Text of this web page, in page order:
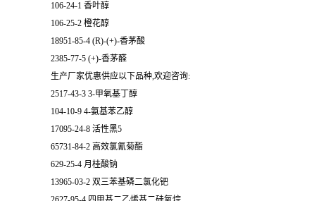
106-24-1 香叶醇
106-25-2 橙花醇
18951-85-4 (R)-(+)-香茅酸
2385-77-5 (+)-香茅醛
生产厂家优惠供应以下品种,欢迎咨询:
2517-43-3 3-甲氧基丁醇
104-10-9 4-氨基苯乙醇
17095-24-8 活性黑5
65731-84-2 高效氯氰菊酯
629-25-4 月桂酸钠
13965-03-2 双三苯基磷二氯化钯